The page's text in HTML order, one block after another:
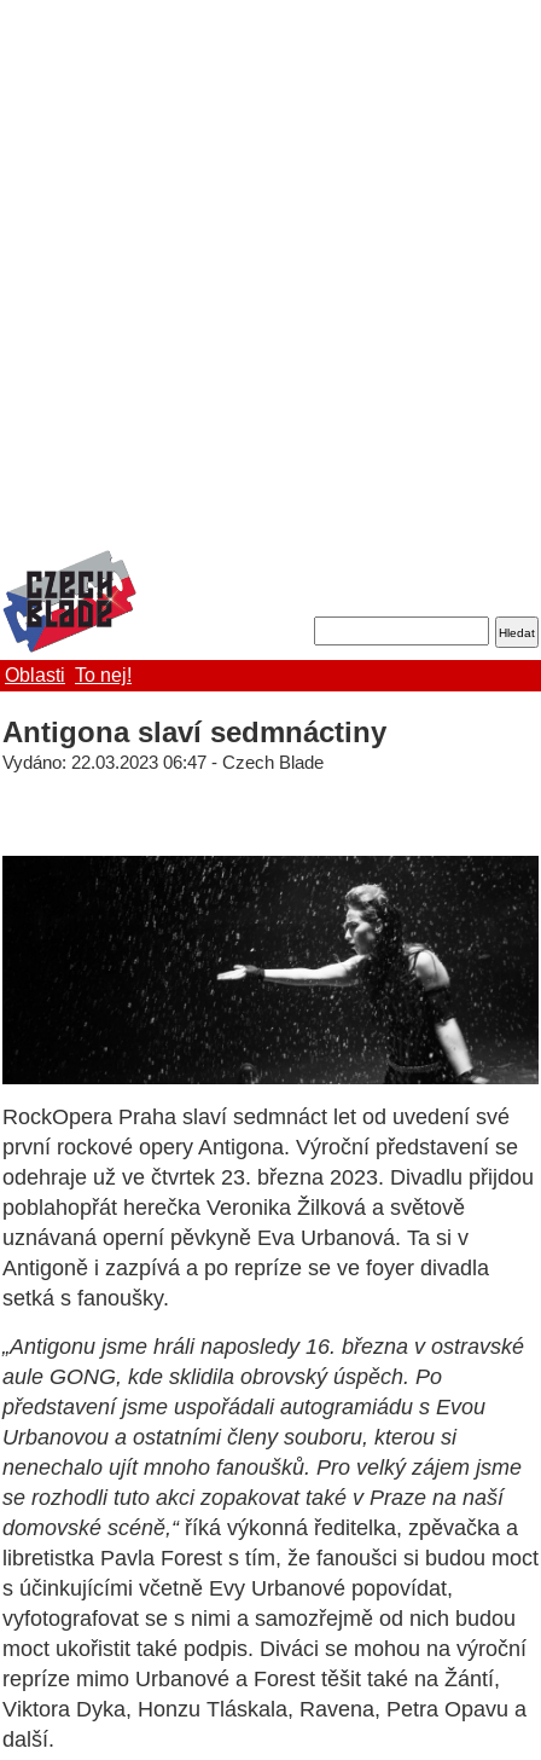
Oblasti To nej!
Antigona slaví sedmnáctiny
Vydáno: 22.03.2023 06:47 - Czech Blade
RockOpera Praha slaví sedmnáct let od uvedení své
první rockové opery Antigona. Výroční představení se
odehraje už ve čtvrtek 23. března 2023. Divadlu přijdou
poblahopřát herečka Veronika Žilková a světově
uznávaná operní pěvkyně Eva Urbanová. Ta si v
Antigoně i zazpívá a po repríze se ve foyer divadla
setká s fanoušky.
„Antigonu jsme hráli naposledy 16. března v ostravské
aule GONG, kde sklidila obrovský úspěch. Po
představení jsme uspořádali autogramiádu s Evou
Urbanovou a ostatními členy souboru, kterou si
nenechalo ujít mnoho fanoušků. Pro velký zájem jsme
se rozhodli tuto akci zopakovat také v Praze na naší
domovské scéně,“říká výkonná ředitelka, zpěvačka a
libretistka Pavla Forest s tím, že fanoušci si budou moct
s účinkujícími včetně Evy Urbanové popovídat,
vyfotografovat se s nimi a samozřejmě od nich budou
moct ukořistit také podpis. Diváci se mohou na výroční
repríze mimo Urbanové a Forest těšit také na Žántí,
Viktora Dyka, Honzu Tláskala, Ravena, Petra Opavu a
další.